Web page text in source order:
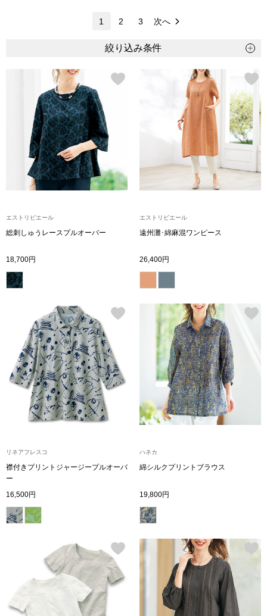
BOGARD 最新号はこちら
ランド
／チュニック
ボトムス
パンツ／スラ
ショート･クロ
デニム
アンダーウェア
その他
バッグ
ブリーフケース
クラッチバッグ
ボディバッグ
1 2 3 次へ
絞り込み条件
エストリビエール
総刺しゅうレースプルオーバー
18,700円
エストリビエール
遠州灘･綿麻混ワンピース
26,400円
リネアフレスコ
襟付きプリントジャージープルオーバ
ー
16,500円
ハネカ
綿シルクプリントブラウス
19,800円